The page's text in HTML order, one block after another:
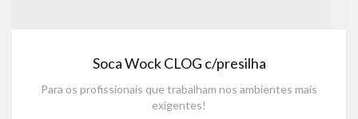
Soca Wock CLOG c/presilha
Para os profissionais que trabalham nos ambientes mais
exigentes!